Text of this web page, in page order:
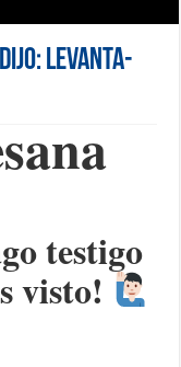
Levanta-
testigo
visto!